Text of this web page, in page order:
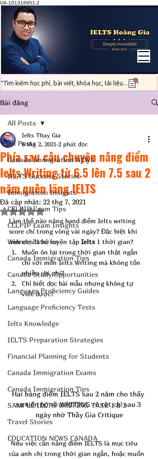
UA-101316951-2
"Tìm kiếm học phí, bài viết, khóa học, tài liệu...
Bài đăng
All Posts
Canada Immigration NEWS
IELTS Success Stories
Immigration Insights
CELPIP Exam Tips
CELPIP Exam Insights
Winners' stories
Canada Immigration Tips
Canada Study Opportunities
Language Proficiency Guides
Language Proficiency Tests
Ielts Knowledge
IELTS Preparation Strategies
Financial Planning for Students
Canada Immigration Exams
Canada Immigration Tips
SAMPLE IELTS WRITING TASK 1 & 2
Travel Stories
EDUCATION NEWS CANADA
All Posts
Phía sau câu chuyện nâng điểm
Ielts Writing từ 6.5 lên 7.5 sau 2
năm quên lãng IELTS
Ielts Thay Gia
6 thg 2, 2021 2 phút đọc
Đã cập nhật: 22 thg 7, 2021
Đã xếp hạng NaN/5 sao.
Làm thế nào nâng band điểm Ielts writing
score chỉ trong vòng vài ngày? Đặc biệt khi
anh chị đã bỏ luyện tập Ielts 1 thời gian?
Muốn ôn lại trong thời gian thật ngắn
chỉ với môn Ielts Writing mà không tốn
nhiều chi phí?
Chỉ biết đọc bài mẫu nhưng không tự
viết được?
Hai bảng điểm IELTS sau 2 năm cho thấy
sự tiến bộ về WRITING rõ rệt chỉ sau 3
ngày nhờ Thầy Gia Critique
Nếu việc cần nâng điểm IELTS là mục tiêu
của anh chị trong thời gian ngắn, hoặc muốn